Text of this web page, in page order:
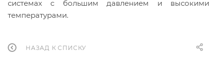
системах с большим давлением и высокими
температурами.
НАЗАД К СПИСКУ